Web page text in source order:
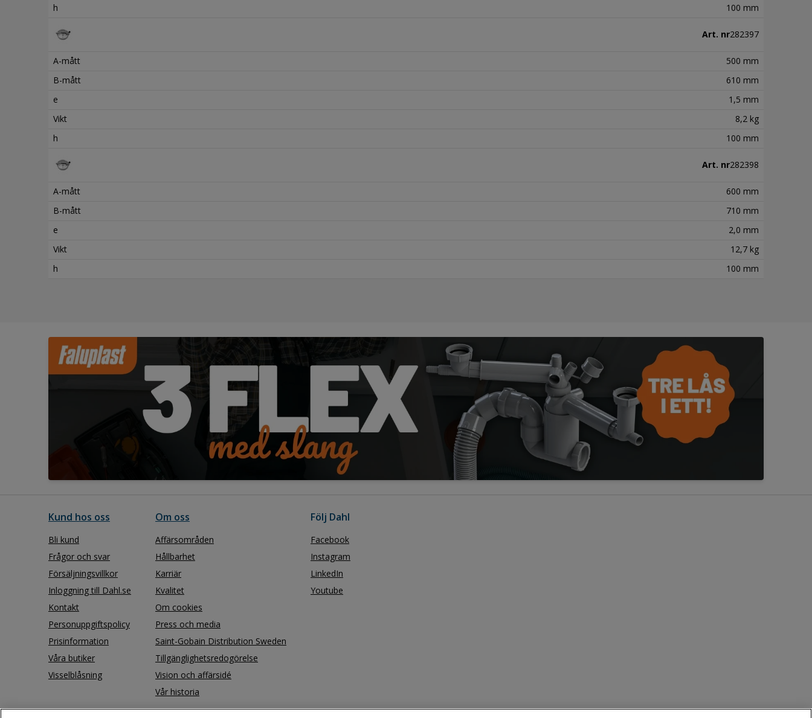
h
100 mm
Art. nr282397
A-mått
500 mm
B-mått
610 mm
e
1,5 mm
Vikt
8,2 kg
h
100 mm
Art. nr282398
A-mått
600 mm
B-mått
710 mm
e
2,0 mm
Vikt
12,7 kg
h
100 mm
Kund hos oss
Bli kund
Frågor och svar
Försäljningsvillkor
Inloggning till Dahl.se
Kontakt
Personuppgiftspolicy
Prisinformation
Våra butiker
Visselblåsning
Om oss
Affärsområden
Hållbarhet
Karriär
Kvalitet
Om cookies
Press och media
Saint-Gobain Distribution Sweden
Tillgänglighetsredogörelse
Vision och affärsidé
Vår historia
Följ Dahl
Facebook
Instagram
LinkedIn
Youtube